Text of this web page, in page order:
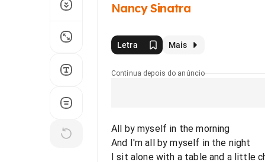
Nancy Sinatra
Letra Mais
Continua depois do anúncio
All by myself in the morning
And I'm all by myself in the night
I sit alone with a table and a little